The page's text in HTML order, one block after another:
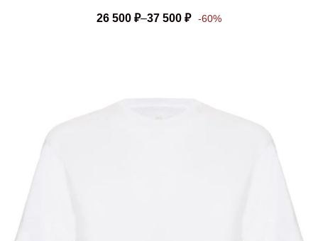
26 500 ₽–37 500 ₽ -60%